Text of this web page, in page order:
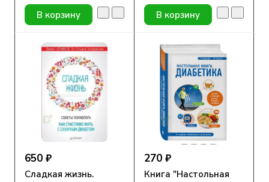
В корзину В корзину
650 ₽
Сладкая жизнь.
270 ₽
Книга "Настольная